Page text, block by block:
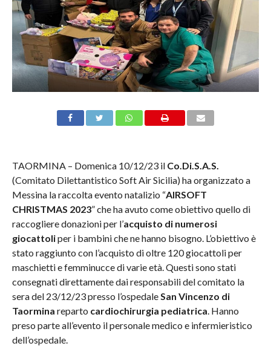
TAORMINA – Domenica 10/12/23 il Co.Di.S.A.S.
(Comitato Dilettantistico Soft Air Sicilia) ha organizzato a
Messina la raccolta evento natalizio “AIRSOFT
CHRISTMAS 2023” che ha avuto come obiettivo quello di
raccogliere donazioni per l’acquisto di numerosi
giocattoliper i bambini che ne hanno bisogno. L’obiettivo è
stato raggiunto con l’acquisto di oltre 120 giocattoli per
maschietti e femminucce di varie età. Questi sono stati
consegnati direttamente dai responsabili del comitato la
sera del 23/12/23 presso l’ospedale San Vincenzo di
Taormina reparto cardiochirurgia pediatrica . Hanno
preso parte all’evento il personale medico e infermieristico
dell’ospedale.